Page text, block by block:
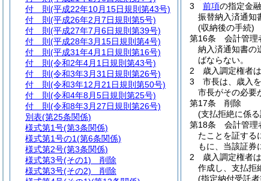
3
前項の指定金
振替納入済通知
(収納後の手続)
第16条
会計管理
納入済通知書の
ばならない。
2
歳入調定権者は
3
市長は、歳入
市長がその必要
第17条
削除
(支払拒絶に係
第18条
会計管理
たことを証する
もに、当該証券
2
歳入調定権者は
作成し、支払拒
(指定納付受託
付 則 (平成22年10月15日規則第43号)
付 則 (平成26年2月7日規則第5号)
付 則 (平成27年7月6日規則第39号)
付 則 (平成28年3月15日規則第4号)
付 則 (平成31年4月1日規則第16号)
付 則 (令和2年4月1日規則第43号)
付 則 (令和3年3月31日規則第26号)
付 則 (令和3年12月21日規則第50号)
付 則 (令和4年8月5日規則第25号)
付 則 (令和8年3月27日規則第26号)
別表(第25条関係)
様式第1号(第3条関係)
様式第1号の1(第6条関係)
様式第2号(第3条関係)
様式第3号(その1) 削除
様式第3号(その2) 削除